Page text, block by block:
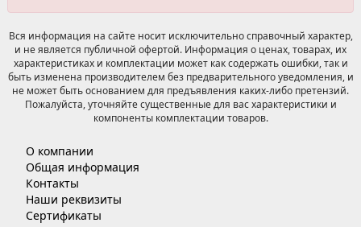
Вся информация на сайте носит исключительно справочный характер,
и не является публичной офертой. Информация о ценах, товарах, их
характеристиках и комплектации может как содержать ошибки, так и
быть изменена производителем без предварительного уведомления, и
не может быть основанием для предъявления каких-либо претензий.
Пожалуйста, уточняйте существенные для вас характеристики и
компоненты комплектации товаров.
О компании
Общая информация
Контакты
Наши реквизиты
Сертификаты